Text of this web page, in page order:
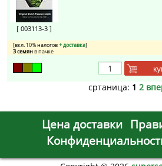
[ 003113-3 ]
[вкл. 10% налогов+ доставка]
3 семянв пачке
сртаница: 1 2
Цена доставки